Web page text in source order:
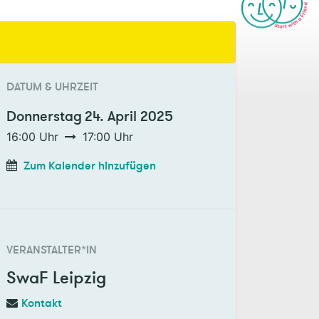
DATUM & UHRZEIT
Donnerstag 24. April 2025
16:00 Uhr 17:00 Uhr
Zum Kalender hinzufügen
VERANSTALTER*IN
SwaF Leipzig
Kontakt